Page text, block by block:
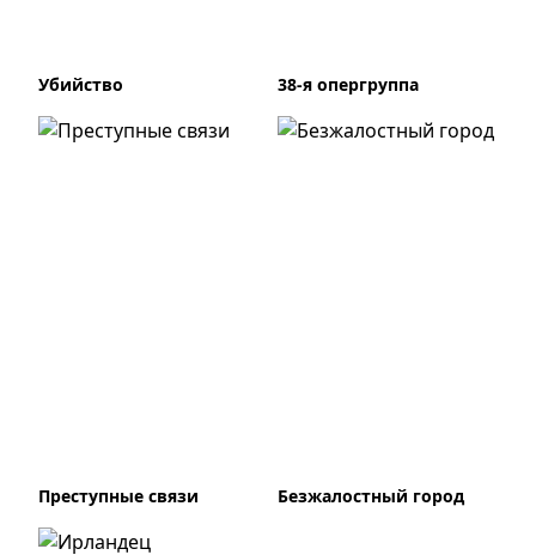
Убийство 38-я опергруппа
Преступные связи Безжалостный город